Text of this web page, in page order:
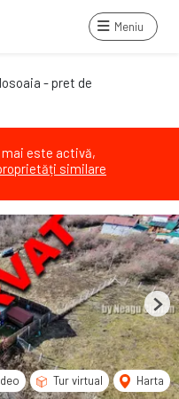
Meniu
- pret de
este activă,
similare
Tur virtual Harta
Next